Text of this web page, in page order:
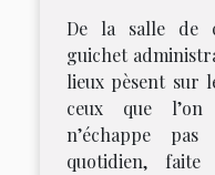
De la salle de
guichet
lieux pèsent sur
ceux que
n’échappe
quotidien, faite